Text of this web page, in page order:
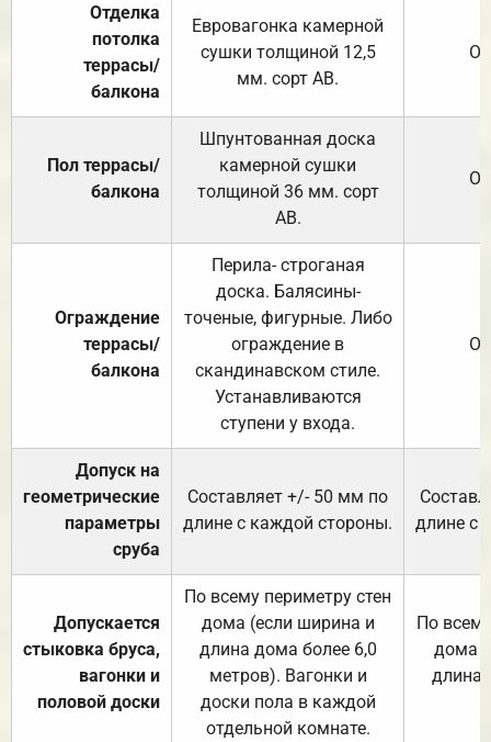
Отделка
потолка
террасы/
балкона
Евровагонка камерной
сушки толщиной 12,5
мм. сорт АВ.
Пол террасы/
балкона
Шпунтованная доска
камерной сушки
толщиной 36 мм. сорт
АВ.
Ограждение
террасы/
балкона
Перила- строганая
доска. Балясины-
точеные, фигурные. Либо
ограждение в
скандинавском стиле.
Устанавливаются
ступени у входа.
Допуск на
геометрические
параметры
сруба
Составляет +/- 50 мм по
длине с каждой стороны.
длине с
Допускается
стыковка бруса,
вагонки и
половой доски
По всему периметру стен
дома (если ширина и
длина дома более 6,0
метров). Вагонки и
доски пола в каждой
отдельной комнате.
По
дома
длина